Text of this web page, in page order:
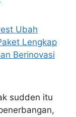
sudden itu